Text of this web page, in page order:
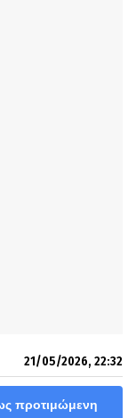
21/05/2026, 22:32
προτιμώμενη